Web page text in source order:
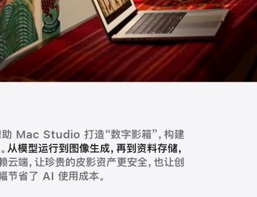
Mac Studio 打造“数字影箱”，构建
从模型运行到图像生成，再到资料存储，
云端，让珍贵的皮影资产更安全，也让创
节省了 AI 使用 成本。
作流，全面提升效率与服务品质。
芯片的强劲性能，不仅大幅加速修
时间打磨艺术细节，为用户带来高质量
用、安全、易管理，既为 IT 减负，也
庭送去好睡眠，蓝盒子作为新模式开创
都赞不绝口。通过Apple 商务免费的
功能，无需 IT 干预，新员工约 12 分钟
iCloud 实时查看产品可视化物料，与
题。
收银与服务类 iPadOS app，已服务
FLIPOS 几乎全员使用 Mac，其安全
低了企业成本。即使没有 IT 部门，管理
站式管理设备与分发 app，